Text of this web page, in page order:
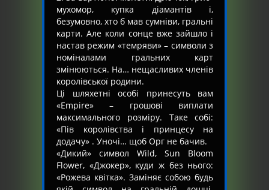
мухомор, купка діамантів і,
безумовно, хто б мав сумніви, гральні
карти. Але коли сонце вже зайшло і
настав режим «темряви» – символи з
номіналами гральних карт
змінюються. На… нещасливих членів
королівської родини.
Ці шляхетні особі принесуть вам
«Empire» – грошові виплати
максимального розміру. Таке собі:
«Пів королівства і принцесу на
додачу» . Уночі… щоб Орг не бачив.
«Дикий» символ Wild, Sun Bloom
Flower, «Джокер», куди ж без нього:
«Рожева квітка». Заміняє собою будь